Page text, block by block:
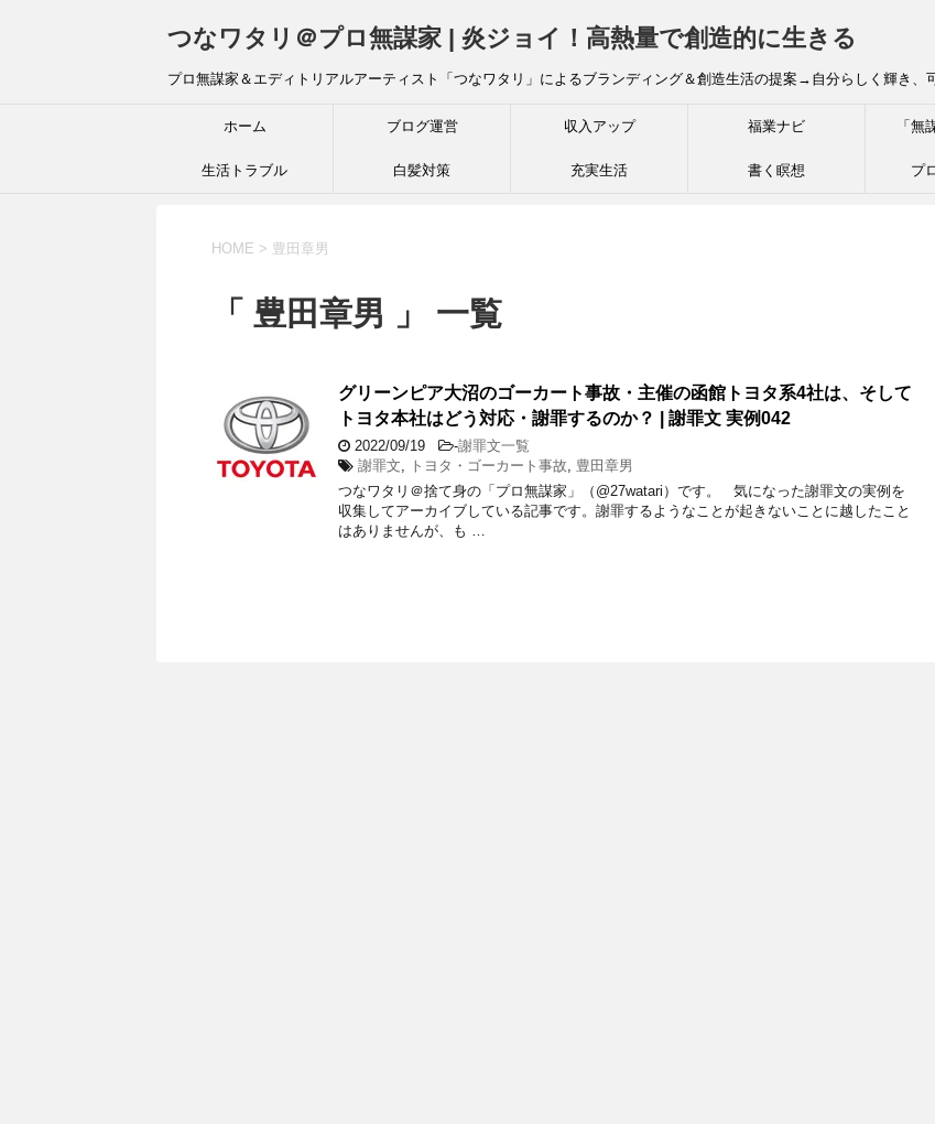
つなワタリ＠プロ無謀家 | 炎ジョイ！高熱量で創造的に生きる
プロ無謀家＆エディトリアルアーティスト「つなワタリ」によるブランディング＆創造生活の提案→自分らしく輝き、
ホーム ブログ運営 収入アップ 福業ナビ 「無
生活トラブル 白髪対策 充実生活 書く瞑想 プ
HOME > 豊田章男
「 豊田章男 」 一覧
グリーンピア大沼のゴーカート事故・主催の函館トヨタ系4社は、そして
トヨタ本社はどう対応・謝罪するのか？ | 謝罪文 実例042
2022/09/19 -謝罪文一覧
謝罪文, トヨタ・ゴーカート事故, 豊田章男
つなワタリ＠捨て身の「プロ無謀家」（@27watari）です。 気になった謝罪文の実例を
収集してアーカイブしている記事です。謝罪するようなことが起きないことに越したこと
はありませんが、も …